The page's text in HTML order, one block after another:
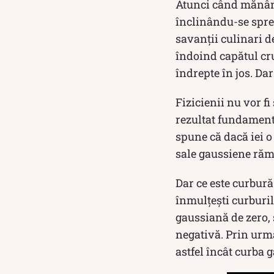
Atunci când
înclinându-se spre
savanții culinari
îndoind capătul
îndrepte în jos.
Fizicienii nu vor fi
rezultat
spune că dacă iei
sale gaussiene
Dar ce este
înmulțești
gaussiană de
negativă. Prin
astfel încât curba